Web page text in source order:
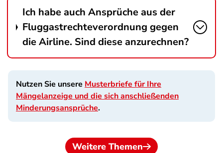
Ich habe auch Ansprüche aus der
Fluggastrechteverordnung gegen
die Airline. Sind diese anzurechnen?
Nutzen Sie unsere Musterbriefe für Ihre
Mängelanzeige und die sich anschließenden
Minderungsansprüche.
Weitere Themen